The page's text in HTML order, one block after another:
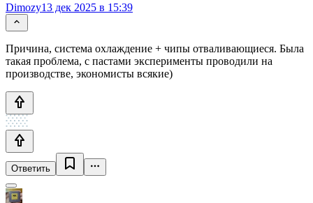
Dimozy13 дек 2025 в 15:39
Причина, система охлаждение + чипы отваливающиеся. Была
такая проблема, с пастами эксперименты проводили на
производстве, экономисты всякие)
Ответить